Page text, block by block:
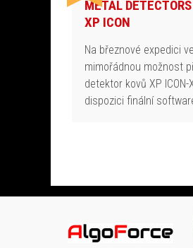
METAL
XP ICON
Na březnové expedici
mimořádnou možnost
detektor kovů XP
dispozici finální